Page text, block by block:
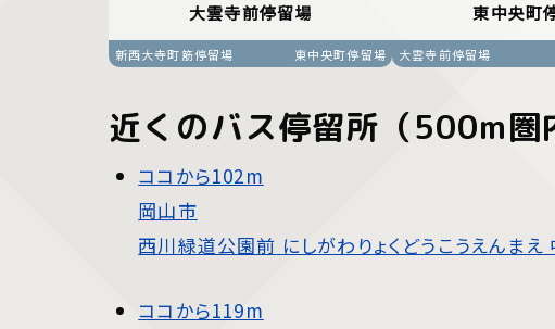
大雲寺前停留場
新西大寺町筋停留場 東中央町停留場
東中央町
大雲寺前停留場
近くのバス停留所（500m圏
ココから102m
岡山市
西川緑道公園前 にしがわりょくどうこうえんまえ
ココから119m